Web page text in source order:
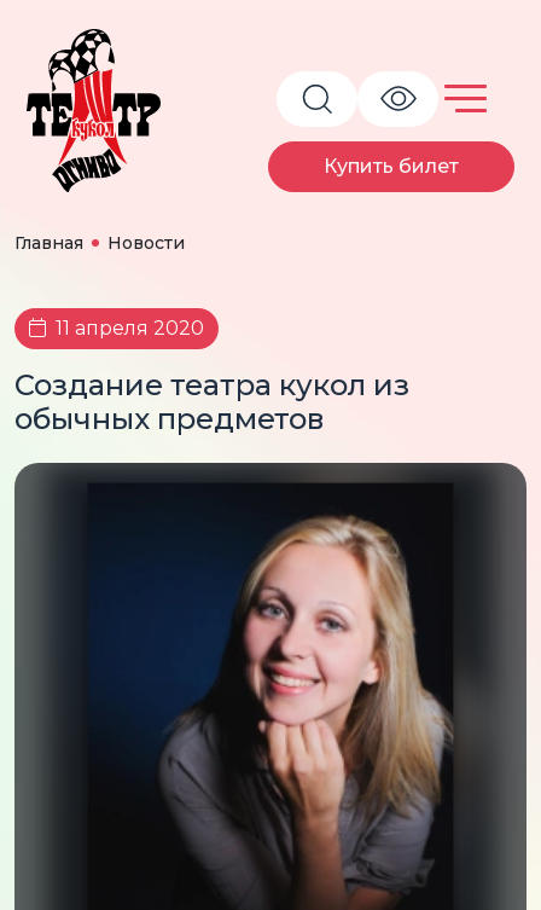
Купить билет
Главная Новости
11 апреля 2020
Создание театра кукол из
обычных предметов